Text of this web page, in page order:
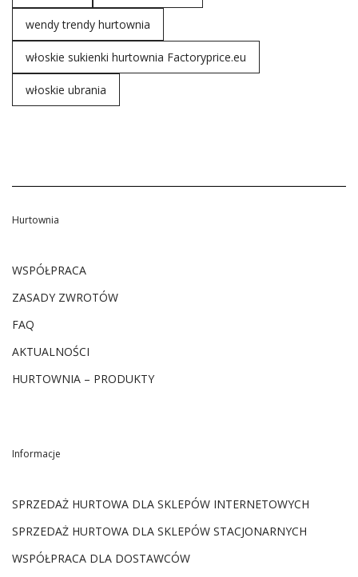
wendy trendy hurtownia
włoskie sukienki hurtownia Factoryprice.eu
włoskie ubrania
Hurtownia
WSPÓŁPRACA
ZASADY ZWROTÓW
FAQ
AKTUALNOŚCI
HURTOWNIA – PRODUKTY
Informacje
SPRZEDAŻ HURTOWA DLA SKLEPÓW INTERNETOWYCH
SPRZEDAŻ HURTOWA DLA SKLEPÓW STACJONARNYCH
WSPÓŁPRACA DLA DOSTAWCÓW